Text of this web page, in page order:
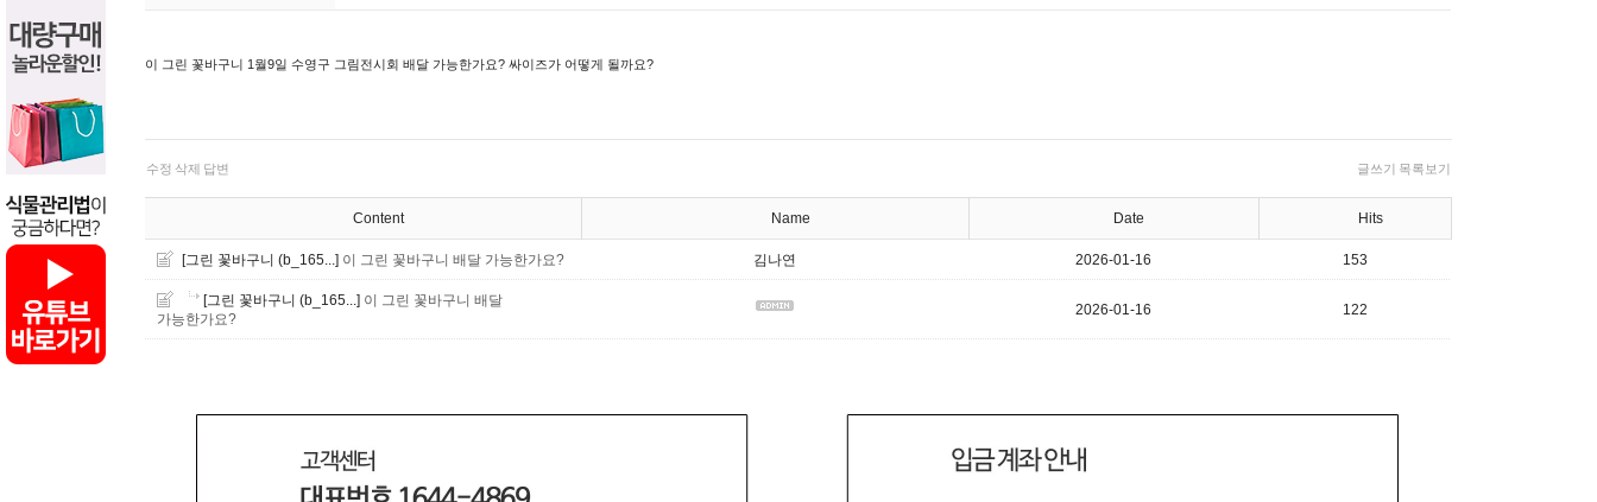
이 그린 꽃바구니 1월9일 수영구 그림전시회 배달 가능한가요? 싸이즈가 어떻게 될까요?
수정 삭제 답변 글쓰기 목록보기
Content Name Date Hits
[그린 꽃바구니 (b_165...] 이 그린 꽃바구니 배달 가능한가요? 김나연 2026-01-16 153
[그린 꽃바구니 (b_165...] 이 그린 꽃바구니 배달
가능한가요?
2026-01-16 122